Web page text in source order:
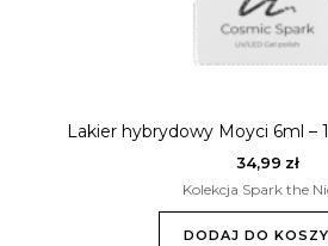
Lakier hybrydowy Moyci 6ml –
34,99 zł
Kolekcja Spark the
DODAJ DO